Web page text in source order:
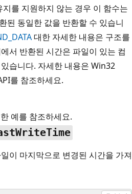
를 지원하지 않는 경우 이 함수는
된 동일한 값을 반환할 수 있습니
대한 자세한 내용은 구조를
서 반환된 시간은 파일이 있는 컴
습니다. 자세한 내용은 Win32
를 참조하세요.
예를 참조하세요.
이 마지막으로 변경된 시간을 가져